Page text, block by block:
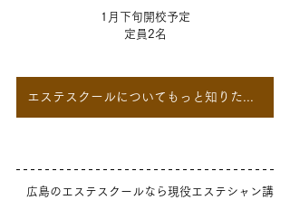
1月下旬開校予定
定員2名
エステスクールについてもっと知りたい！
広島のエステスクールなら現役エステシャン講